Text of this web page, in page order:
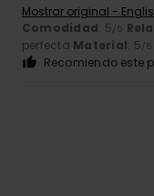
Mostrar original -
Comodidad: 5/5
perfecta Material: 5/5
Recomiendo este